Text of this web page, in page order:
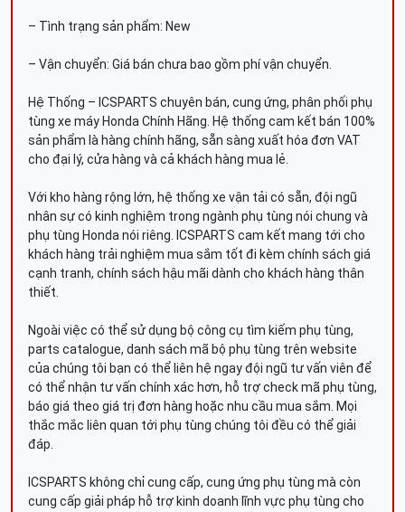
– Tình trạng sản phẩm: New
– Vận chuyển: Giá bán chưa bao gồm phí vận chuyển.
Hệ Thống – ICSPARTS chuyên bán, cung ứng, phân phối phụ
tùng xe máy Honda Chính Hãng. Hệ thống cam kết bán 100%
sản phẩm là hàng chính hãng, sẵn sàng xuất hóa đơn VAT
cho đại lý, cửa hàng và cả khách hàng mua lẻ.
Với kho hàng rộng lớn, hệ thống xe vận tải có sẵn, đội ngũ
nhân sự có kinh nghiệm trong ngành phụ tùng nói chung và
phụ tùng Honda nói riêng. ICSPARTS cam kết mang tới cho
khách hàng trải nghiệm mua sắm tốt đi kèm chính sách giá
cạnh tranh, chính sách hậu mãi dành cho khách hàng thân
thiết.
Ngoài việc có thể sử dụng bộ công cụ tìm kiếm phụ tùng,
parts catalogue, danh sách mã bộ phụ tùng trên website
của chúng tôi bạn có thể liên hệ ngay đội ngũ tư vấn viên để
có thể nhận tư vấn chính xác hơn, hỗ trợ check mã phụ tùng,
báo giá theo giá trị đơn hàng hoặc nhu cầu mua sắm. Mọi
thắc mắc liên quan tới phụ tùng chúng tôi đều có thể giải
đáp.
ICSPARTS không chỉ cung cấp, cung ứng phụ tùng mà còn
cung cấp giải pháp hỗ trợ kinh doanh lĩnh vực phụ tùng cho